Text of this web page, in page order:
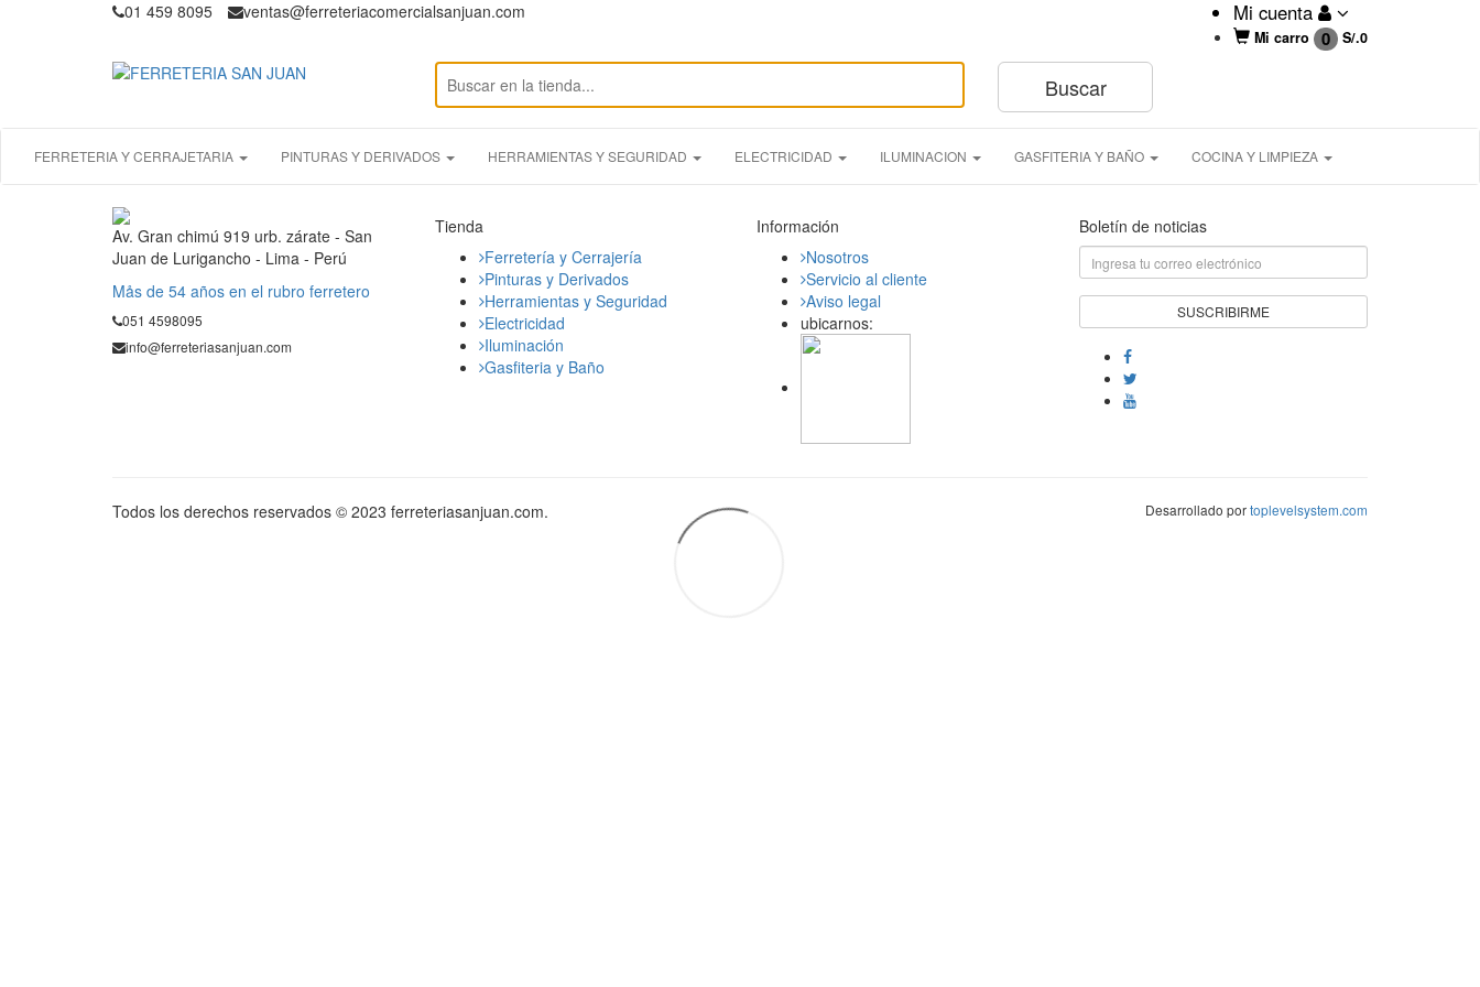
01 459 8095 ventas@ferreteriacomercialsanjuan.com Mi cuenta
Mi carro 0 S/.0
FERRETERIA Y CERRAJETARIA PINTURAS Y DERIVADOS HERRAMIENTAS Y SEGURIDAD ELECTRICIDAD ILUMINACION GASFITERIA Y BAÑO COCINA Y LIMPIEZA
Av. Gran chimú 919 urb. zárate - San
Juan de Lurigancho - Lima - Perú
Mås de 54 años en el rubro ferretero
051 4598095
info@ferreteriasanjuan.com
Tienda
Ferretería y Cerrajería
Pinturas y Derivados
Herramientas y Seguridad
Electricidad
Iluminación
Gasfiteria y Baño
Información
Nosotros
Servicio al cliente
Aviso legal
ubicarnos:
Boletín de noticias
Todos los derechos reservados © 2023 ferreteriasanjuan.com. Desarrollado portoplevelsystem.com